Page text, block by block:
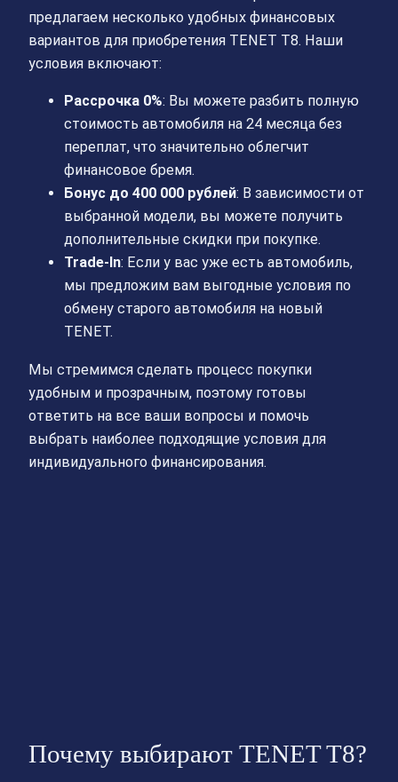
предлагаем несколько удобных финансовых
вариантов для приобретения TENET T8. Наши
условия включают:
Рассрочка 0%: Вы можете разбить полную
стоимость автомобиля на 24 месяца без
переплат, что значительно облегчит
финансовое бремя.
Бонус до 400 000 рублей: В зависимости от
выбранной модели, вы можете получить
дополнительные скидки при покупке.
Trade-In: Если у вас уже есть автомобиль,
мы предложим вам выгодные условия по
обмену старого автомобиля на новый
TENET.
Мы стремимся сделать процесс покупки
удобным и прозрачным, поэтому готовы
ответить на все ваши вопросы и помочь
выбрать наиболее подходящие условия для
индивидуального финансирования.
Почему выбирают TENET T8?